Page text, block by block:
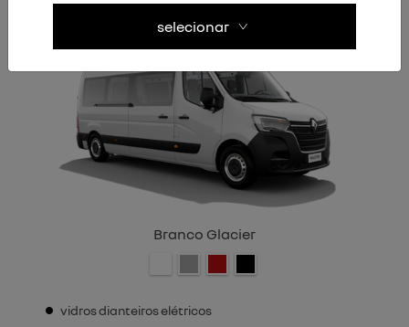
Branco Glacier
vidros dianteiros elétricos
selecionar